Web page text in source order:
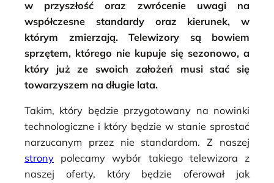
w przyszłość oraz zwrócenie uwagi na
współczesne standardy oraz kierunek, w
którym zmierzają. Telewizory są bowiem
sprzętem, którego nie kupuje się sezonowo, a
który już ze swoich założeń musi stać się
towarzyszem na długie lata.
Takim, który będzie przygotowany na nowinki
technologiczne i który będzie w stanie sprostać
narzucanym przez nie standardom. Z naszej
strony polecamy wybór takiego telewizora z
naszej oferty, który będzie oferował jak